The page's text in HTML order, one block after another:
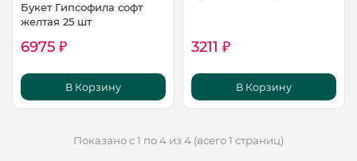
Букет Гипсофила софт
желтая 25 шт
6975 ₽
В Корзину
3211 ₽
В Корзину
Показано с 1 по 4 из 4 (всего 1 страниц)